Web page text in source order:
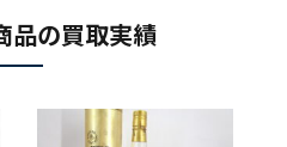
品の買取実績